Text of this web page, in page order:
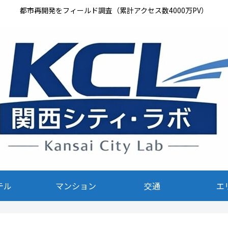
都市再開発をフィールド調査（累計アクセス数4000万PV）
ル マンション 交通 エ